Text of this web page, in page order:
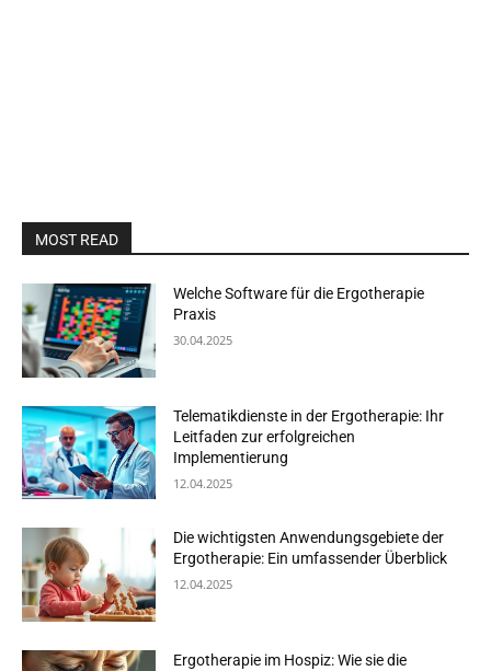
MOST READ
Welche Software für die Ergotherapie
Praxis
30.04.2025
Telematikdienste in der Ergotherapie: Ihr
Leitfaden zur erfolgreichen
Implementierung
12.04.2025
Die wichtigsten Anwendungsgebiete der
Ergotherapie: Ein umfassender Überblick
12.04.2025
Ergotherapie im Hospiz: Wie sie die